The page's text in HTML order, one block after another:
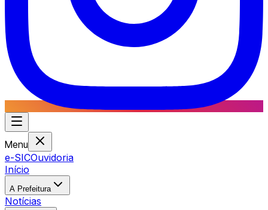
Menu
e-SICOuvidoria
Início
A Prefeitura
Notícias